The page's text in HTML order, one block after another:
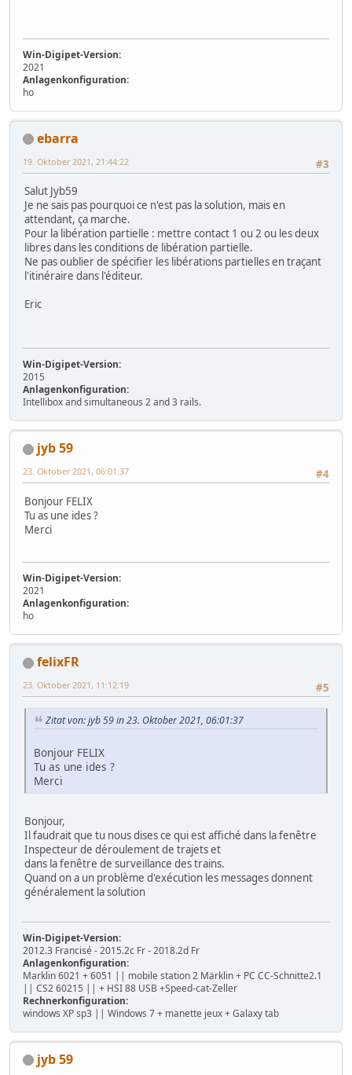
Win-Digipet-Version:
2021
Anlagenkonfiguration:
ho
ebarra
#3
19. Oktober 2021, 21:44:22
Salut Jyb59
Je ne sais pas pourquoi ce n'est pas la solution, mais en
attendant, ça marche.
Pour la libération partielle : mettre contact 1 ou 2 ou les deux
libres dans les conditions de libération partielle.
Ne pas oublier de spécifier les libérations partielles en traçant
l'itinéraire dans l'éditeur.
Eric
Win-Digipet-Version:
2015
Anlagenkonfiguration:
Intellibox and simultaneous 2 and 3 rails.
jyb 59
#4
23. Oktober 2021, 06:01:37
Bonjour FELIX
Tu as une ides ?
Merci
Win-Digipet-Version:
2021
Anlagenkonfiguration:
ho
felixFR
#5
23. Oktober 2021, 11:12:19
Zitat von: jyb 59 in 23. Oktober 2021, 06:01:37
Bonjour FELIX
Tu as une ides ?
Merci
Bonjour,
Il faudrait que tu nous dises ce qui est affiché dans la fenêtre
Inspecteur de déroulement de trajets et
dans la fenêtre de surveillance des trains.
Quand on a un problème d'exécution les messages donnent
généralement la solution
Win-Digipet-Version:
2012.3 Francisé - 2015.2c Fr - 2018.2d Fr
Anlagenkonfiguration:
Marklin 6021 + 6051 || mobile station 2 Märklin + PC CC-Schnitte2.1
|| CS2 60215 || + HSI 88 USB +Speed-cat-Zeller
Rechnerkonfiguration:
windows XP sp3 || Windows 7 + manette jeux + Galaxy tab
jyb 59